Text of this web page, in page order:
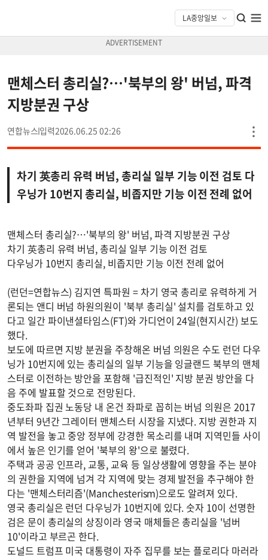
맨체스터 총리실?…'북부의 왕' 버넘, 파격
지방분권 구상
연합뉴스 2026.06.25 02:26
차기 英총리 유력 버넘, 총리실 일부 기능 이전 검토 다
우닝가 10번지 총리실, 비좁지만 기능 이전 전례 없어
맨체스터 총리실?…'북부의 왕' 버넘, 파격 지방분권 구상
차기 英총리 유력 버넘, 총리실 일부 기능 이전 검토
다우닝가 10번지 총리실, 비좁지만 기능 이전 전례 없어
(런던=연합뉴스) 김지연 특파원 = 차기 영국 총리로 유력하게 거
론되는 앤디 버넘 하원의원이 '북부 총리실' 설치를 검토하고 있
다고 일간 파이낸셜타임스(FT)와 가디언이 24일(현지시간) 보도
했다.
보도에 따르면 지방 분권을 주창해온 버넘 의원은 수도 런던 다우
닝가 10번지에 있는 총리실의 일부 기능을 잉글랜드 북부의 맨체
스터로 이전하는 방안을 포함해 '급진적인' 지방 분권 방안을 다
음 주에 발표할 것으로 전망된다.
중도좌파 집권 노동당 내 온건 좌파로 꼽히는 버넘 의원은 2017
년부터 9년간 그레이터 맨체스터 시장을 지냈다. 지방 권한과 지
역 발전을 놓고 중앙 정부에 강경한 목소리를 내며 지역민들 사이
에서 높은 인기를 얻어 '북부의 왕'으로 불렸다.
주택과 공공 인프라, 교통, 교육 등 일상생활에 영향을 주는 분야
의 권한을 지역에 넘겨 각 지역에 맞는 경제 발전을 추구해야 한
다는 '맨체스터리즘'(Manchesterism)으로도 알려져 있다.
영국 총리실은 런던 다우닝가 10번지에 있다. 숫자 10이 선명한
검은 문이 총리실의 상징이라 영국 매체들은 총리실을 '넘버
10'이라고 부르곤 한다.
도널드 트럼프 미국 대통령이 자주 집무를 보는 플로리다 마러라